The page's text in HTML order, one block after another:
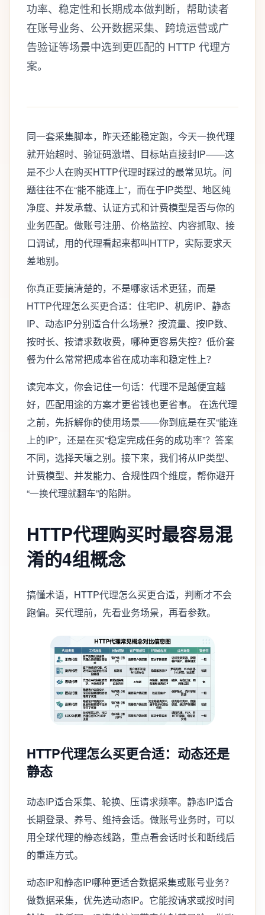
功率、稳定性和长期成本做判断，帮助读者
在账号业务、公开数据采集、跨境运营或广
告验证等场景中选到更匹配的 HTTP 代理方
案。
同一套采集脚本，昨天还能稳定跑，今天一换代理
就开始超时、验证码激增、目标站直接封IP——这
是不少人在购买HTTP代理时踩过的最常见坑。问
题往往不在“能不能连上”，而在于IP类型、地区纯
净度、并发承载、认证方式和计费模型是否与你的
业务匹配。做账号注册、价格监控、内容抓取、接
口调试，用的代理看起来都叫HTTP，实际要求天
差地别。
你真正要搞清楚的，不是哪家话术更猛，而是
HTTP代理怎么买更合适：住宅IP、机房IP、静态
IP、动态IP分别适合什么场景？按流量、按IP数、
按时长、按请求数收费，哪种更容易失控？低价套
餐为什么常常把成本省在成功率和稳定性上？
读完本文，你会记住一句话：代理不是越便宜越
好，匹配用途的方案才更省钱也更省事。 在选代理
之前，先拆解你的使用场景——你到底是在买“能连
上的IP”，还是在买“稳定完成任务的成功率”？答案
不同，选择天壤之别。接下来，我们将从IP类型、
计费模型、并发能力、合规性四个维度，帮你避开
“一换代理就翻车”的陷阱。
HTTP代理购买时最容易混
淆的4组概念
搞懂术语，HTTP代理怎么买更合适，判断才不会
跑偏。买代理前，先看业务场景，再看参数。
HTTP代理怎么买更合适：动态还是
静态
动态IP适合采集、轮换、压请求频率。静态IP适合
长期登录、养号、维持会话。做账号业务时，可以
用全球代理的静态线路，重点看会话时长和断线后
的重连方式。
动态IP和静态IP哪种更适合数据采集或账号业务？
做数据采集，优先选动态IP。它能按请求或按时间